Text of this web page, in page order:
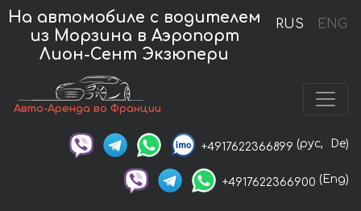
RUS ENG
На автомобиле с водителем
из Морзина в Аэропорт
Лион-Сент Экзюпери
Авто-Аренда во Франции
+4917622366899 (рус, De)
+4917622366900 (Eng)